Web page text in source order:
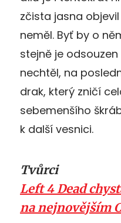
zčista jasna
neměl. Byť by o
stejně je
nechtěl, na
drak, který zničí
sebemenšího
k další vesnici.
Tvůrci
Left 4 Dead
na nejnovějším